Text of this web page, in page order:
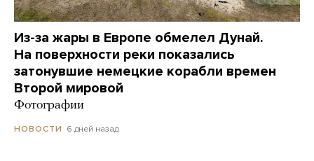
Из-за жары в Европе обмелел Дунай.
На поверхности реки показались
затонувшие немецкие корабли времен
Второй мировой
Фотографии
НОВОСТИ 6 дней назад